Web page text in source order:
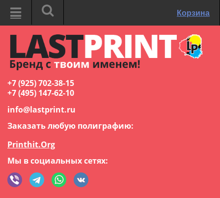
Корзина
+7 (925) 702-38-15
+7 (495) 147-62-10
info@lastprint.ru
Заказать любую полиграфию:
Printhit.Org
Мы в социальных сетях: